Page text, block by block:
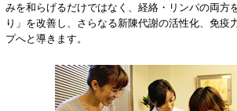
みを和らげるだけではなく、経絡・リンパの両方
り」を改善し、さらなる新陳代謝の活性化、免疫
プへと導きます。